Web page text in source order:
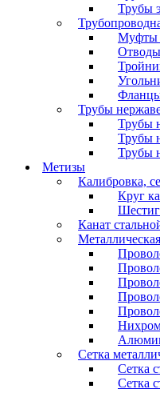
Трубы
Муфты
Отводы
Трубы
Трубы
Трубы
Трубы
Метизы
Калибровка,
Круг
Канат
Сетка
Сетка
Сетка